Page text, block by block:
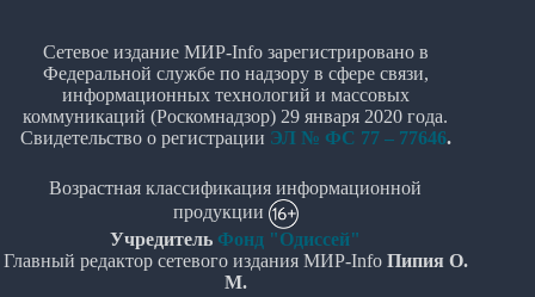
Сетевое издание МИР-Info зарегистрировано в
Федеральной службе по надзору в сфере связи,
информационных технологий и массовых
коммуникаций (Роскомнадзор) 29 января 2020 года.
Свидетельство о регистрации ЭЛ № ФС 77 – 77646.
Возрастная классификация информационной
продукции
Учредитель Фонд "Одиссей"
Главный редактор сетевого издания МИР-Info Пипия О.
М.